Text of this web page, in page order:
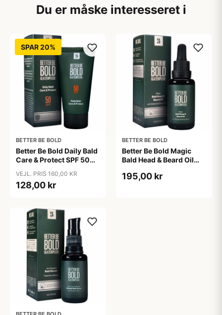
Du er måske interesseret i
SPAR 20%
BETTER BE BOLD
Better Be Bold Daily Bald
Care & Protect SPF 50
VEJL. PRIS 160,00 KR
128,00 kr
BETTER BE BOLD
Better Be Bold Magic
Bald Head & Beard Oil
195,00 kr